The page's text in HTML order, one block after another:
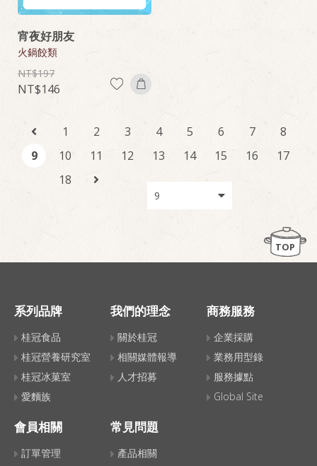
宵夜好朋友
火鍋餃類
197
146
1 2 3 4 5 6 7
8
9
10 11 12 13 14 15 16
17
18
TOP
系列品牌
桂冠食品
桂冠營養研究室
桂冠冰菓室
愛麵族
我們的理念
關於桂冠
相關媒體報導
人才招募
商務服務
企業採購
業務用型錄
服務據點
Global Site
會員相關
訂單管理
常見問題
產品相關